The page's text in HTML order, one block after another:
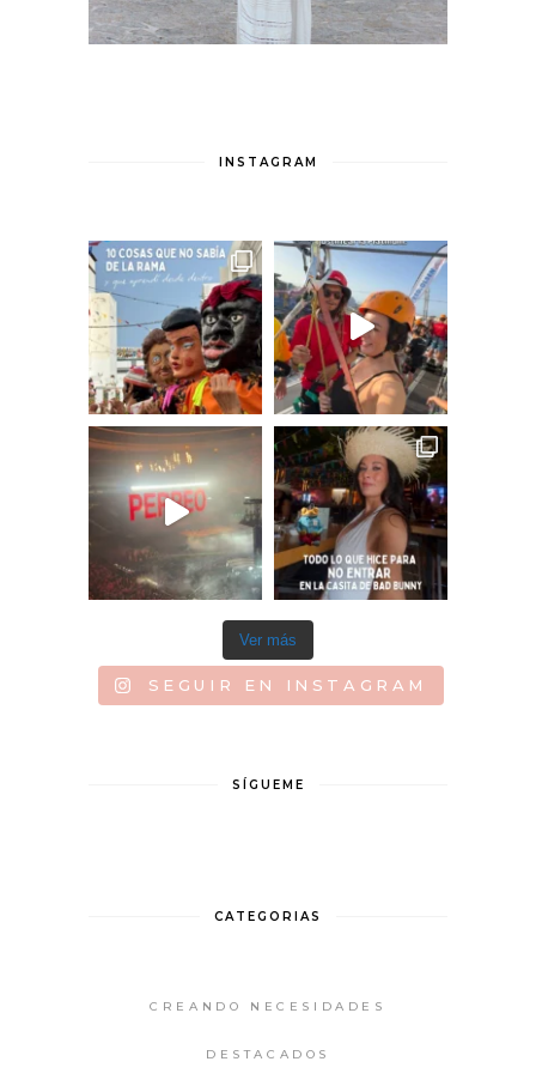
INSTAGRAM
Ver más
SEGUIR EN INSTAGRAM
SÍGUEME
CATEGORIAS
CREANDO NECESIDADES
DESTACADOS